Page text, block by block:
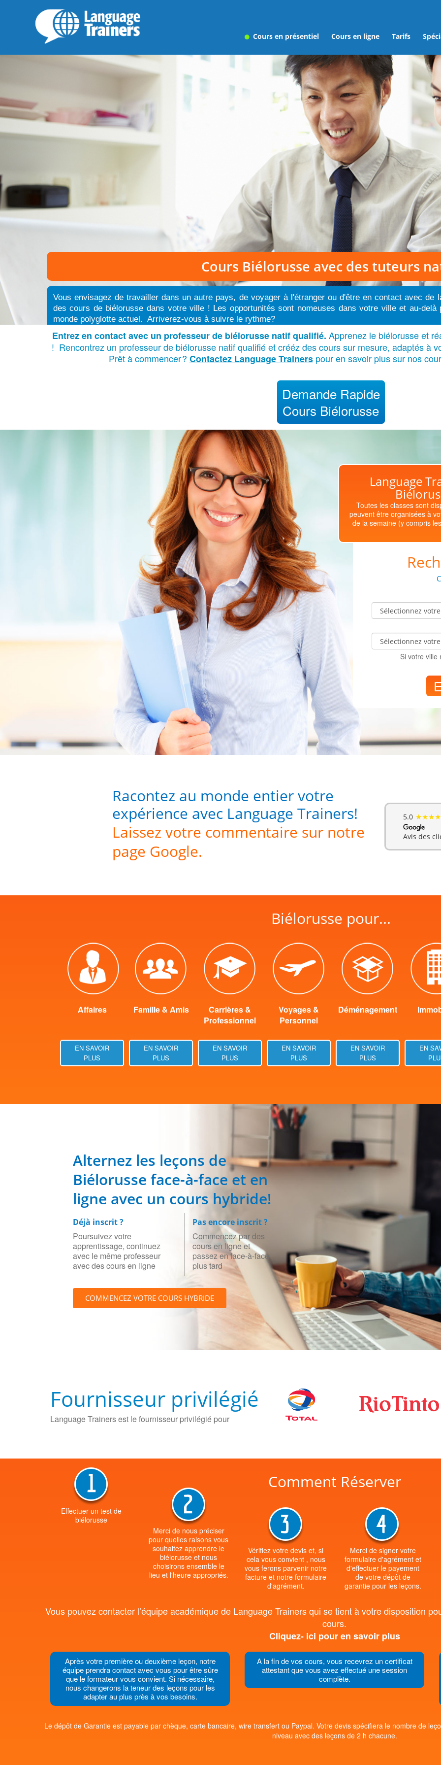
Cours en présentiel Cours en ligne Tarifs
Cours Biélorusse avec des tuteurs
Vous envisagez de travailler dans un autre pays, de voyager à l'étranger ou d'être en contact avec de
des cours de biélorusse dans votre ville ! Les opportunités sont nomeuses dans votre ville et au-
monde polyglotte actuel. Arriverez-vous à suivre le rythme?
Entrez en contact avec un professeur de biélorusse natif qualifié. Apprenez le biélorusse et
! Rencontrez un professeur de biélorusse natif qualifié et crééz des cours sur mesure, adaptés à
Prêt à commencer? Contactez Language Trainerspour en savoir plus sur nos
Demande Rapide
Cours Biélorusse
Language
Toutes les classes sont
peuvent être organisées à
de la semaine (y compris
Si votre ville
Racontez au monde entier votre
expérience avec Language Trainers!
Laissez votre commentaire sur notre
page Google.
5.0
Avis des
Biélorusse pour...
Affaires
EN SAVOIR
PLUS
Famille & Amis
EN SAVOIR
PLUS
Carrières &
Professionnel
EN SAVOIR
PLUS
Voyages &
Personnel
EN SAVOIR
PLUS
Déménagement
EN SAVOIR
PLUS
EN
Alternez les leçons de
Biélorusse face-à-face et en
ligne avec un cours hybride!
Déjà inscrit ?
Poursuivez votre
apprentissage, continuez
avec le même professeur
avec des cours en ligne
Pas encore inscrit ?
Commencez par des
cours en ligne et
passez en face-à-face
plus tard
COMMENCEZ VOTRE COURS HYBRIDE
Fournisseur privilégié
Language Trainers est le fournisseur privilégié pour
Comment Réserver
Effectuer un test de
biélorusse
Merci de nous préciser
pour quelles raisons vous
souhaitez apprendre le
biélorusse et nous
choisirons ensemble le
lieu et l'heure appropriés.
Vérifiez votre devis et, si
cela vous convient , nous
vous ferons parvenir notre
facture et notre formulaire
d'agrément.
Merci de signer votre
formulaire d'agrément et
d'effectuer le payement
de votre dépôt de
garantie pour les leçons.
Vous pouvez contacter l’équipe académique de Language Trainers qui se tient à votre disposition
cours.
Cliquez- ici pour en savoir plus
Après votre première ou deuxième leçon, notre
équipe prendra contact avec vous pour être sûre
que le formateur vous convient. Si nécessaire,
nous changerons la teneur des leçons pour les
adapter au plus près à vos besoins.
A la fin de vos cours, vous recevrez un certificat
attestant que vous avez effectué une session
complète.
Le dépôt de Garantie est payable par chèque, carte bancaire, wire transfert ou Paypal. Votre devis spécifiera le nombre de
niveau avec des leçons de 2 h chacune.